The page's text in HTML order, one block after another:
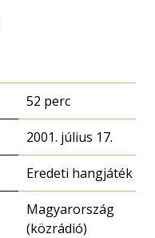
52 perc
2001. július 17.
Eredeti hangjáték
Magyarország
(közrádió)